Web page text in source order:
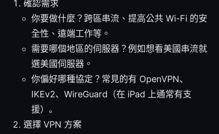
確認需求
你要做什麼？跨區串流、提高公共 Wi-Fi 的安
全性、遠端工作等。
需要哪個地區的伺服器？例如想看美國串流就
選美國伺服器。
你偏好哪種協定？常見的有 OpenVPN、
IKEv2、WireGuard（在 iPad 上通常有支
援）。
選擇 VPN 方案